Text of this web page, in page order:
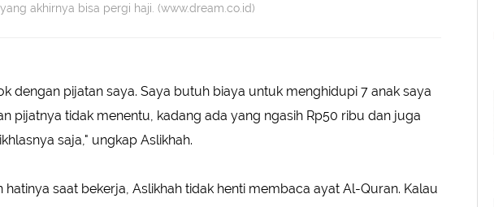
akhirnya bisa pergi haji. (www.dream.co.id)
dengan pijatan saya. Saya butuh biaya untuk menghidupi 7 anak saya
pijatnya tidak menentu, kadang ada yang ngasih Rp50 ribu dan juga
saja," ungkap Aslikhah.
hatinya saat bekerja, Aslikhah tidak henti membaca ayat Al-Quran. Kalau